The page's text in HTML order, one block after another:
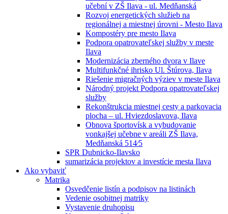
učební v ZŠ Ilava - ul. Medňanská
Rozvoj energetických služieb na
regionálnej a miestnej úrovni - Mesto Ilava
Kompostéry pre mesto Ilava
Podpora opatrovateľskej služby v meste
Ilava
Modernizácia zberného dvora v Ilave
Multifunkčné ihrisko Ul. Štúrova, Ilava
Riešenie migračných výziev v meste Ilava
Národný projekt Podpora opatrovateľskej
služby
Rekonštrukcia miestnej cesty a parkovacia
plocha – ul. Hviezdoslavova, Ilava
Obnova športovísk a vybudovanie
vonkajšej učebne v areáli ZŠ Ilava,
Medňanská 514⁄5
SPR Dubnicko-Ilavsko
sumarizácia projektov a investície mesta Ilava
Ako vybaviť
Matrika
Osvedčenie listín a podpisov na listinách
Vedenie osobitnej matriky
Vystavenie druhopisu